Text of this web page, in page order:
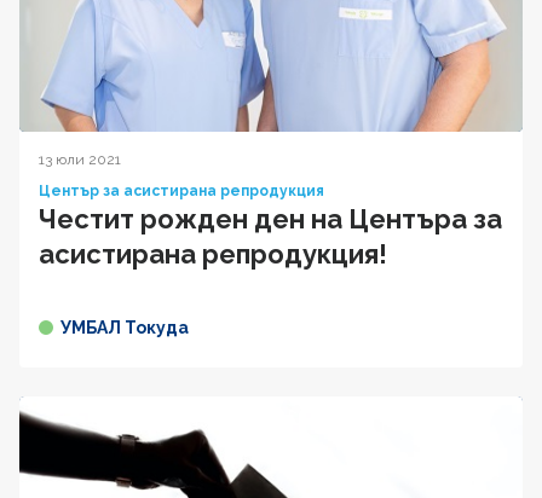
13 юли 2021
Център за асистирана репродукция
Честит рожден ден на Центъра за
aсистирана репродукция!
УМБАЛ Токуда